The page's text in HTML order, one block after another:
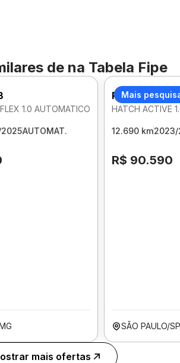
de na Tabela Fipe
1.0 AUTOMATICO
AUTOMAT.
Mais
PEUGEOT 208
HATCH ACTIVE
12.690 km
R$ 90.590
SÃO PAULO/SP
mais ofertas